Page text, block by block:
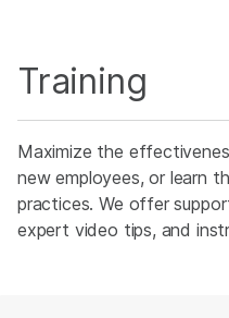
Training
Maximize the
new employees, or learn
practices. We offer
expert video tips, and